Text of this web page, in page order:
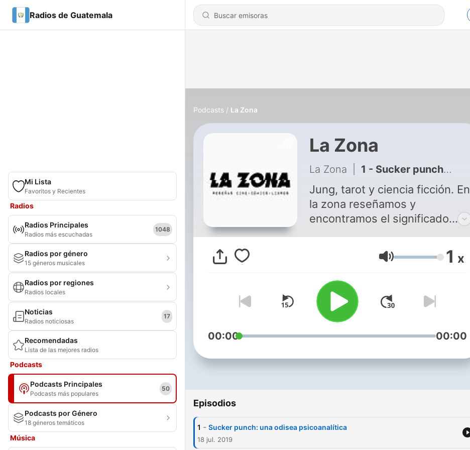
Radios de Guatemala
Mi Lista
Favoritos y Recientes
Radios
Radios Principales
Radios más escuchadas
1048
Radios por género
15 géneros musicales
Radios por regiones
Radios locales
Noticias
Radios noticiosas
17
Recomendadas
Lista de las mejores radios
Podcasts
Podcasts Principales
Podcasts más populares
50
Podcasts por Género
18 géneros temáticos
Música
Podcasts La Zona
La Zona
La Zona 1 - Sucker punch: una odisea psicoanalítica
Jung, tarot y ciencia ficción. En
la zona reseñamos y
encontramos el significado
libros y series...y si no
entonces las inventamos.
Volumen 1 x
00:00 00:00
Episodios
1 - Sucker punch: una odisea psicoanalítica
18 jul. 2019